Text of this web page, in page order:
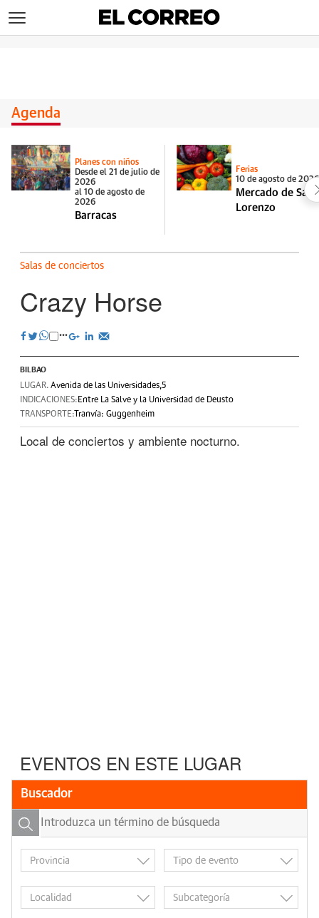
Agenda
Planes con niños
Desde el 21 de julio de
2026
al 10 de agosto de
2026
Barracas
Ferias
10 de agosto de
Mercado de San
Lorenzo
Salas de conciertos
Crazy Horse
BILBAO
LUGAR. Avenida de las Universidades,5
INDICACIONES: Entre La Salve y la Universidad de Deusto
TRANSPORTE: Tranvía: Guggenheim
Local de conciertos y ambiente nocturno.
EVENTOS EN ESTE LUGAR
Buscador